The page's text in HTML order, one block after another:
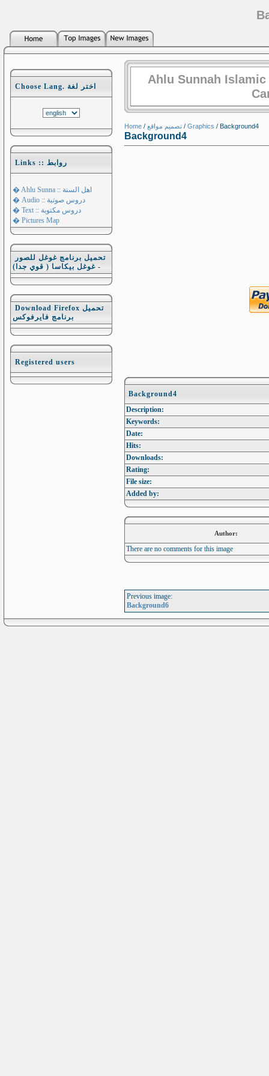
Choose Lang. اختر لغة
Links :: روابط
� Ahlu Sunna :: اهل السنة
� Audio :: دروس صوتية
� Text :: دروس مكتوبة
� Pictures Map
تحميل برنامج غوغل للصور
- غوغل بيكاسا ( قوي جدا)
Download Firefox تحميل
برنامج فايرفوكس
Registered users
Ahlu Sunnah
Home / تصميم مواقع / Graphics / Background4
Background4
Background4
Description:
Keywords:
Date:
Hits:
Downloads:
Rating:
File size:
Added by:
Author:
There are no comments for this image
Previous image:
Background6